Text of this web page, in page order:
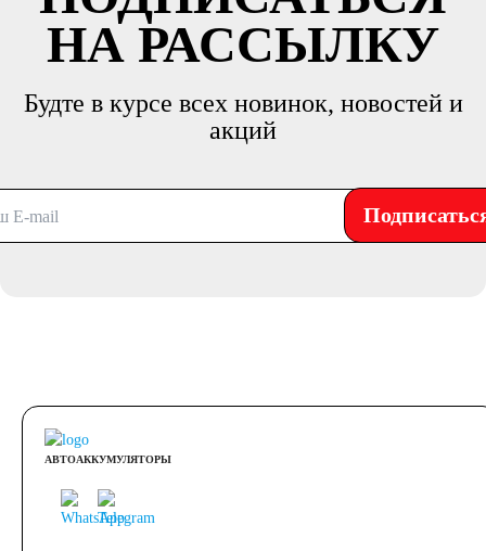
НА РАССЫЛКУ
Будте в курсе всех новинок, новостей и
акций
АВТОАККУМУЛЯТОРЫ